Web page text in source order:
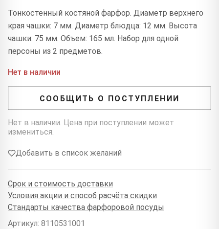
Тонкостенный костяной фарфор. Диаметр верхнего
края чашки: 7 мм. Диаметр блюдца: 12 мм. Высота
чашки: 75 мм. Объем: 165 мл. Набор для одной
персоны из 2 предметов.
Нет в наличии
СООБЩИТЬ О ПОСТУПЛЕНИИ
Нет в наличии. Цена при поступлении может
измениться.
Добавить в список желаний
Срок и стоимость доставки
Условия акции и способ расчёта скидки
Стандарты качества фарфоровой посуды
Артикул: 8110531001